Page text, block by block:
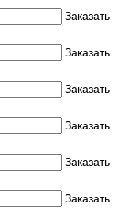
Заказать
Заказать
Заказать
Заказать
Заказать
Заказать